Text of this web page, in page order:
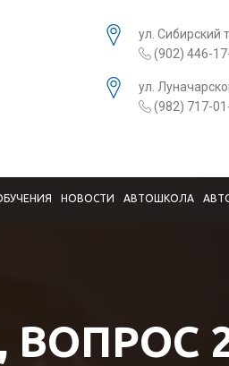
ул. Сибирский
(902) 446-
ул.
(982) 717-
НОВОСТИ АВТОШКОЛА
ВОПРОС